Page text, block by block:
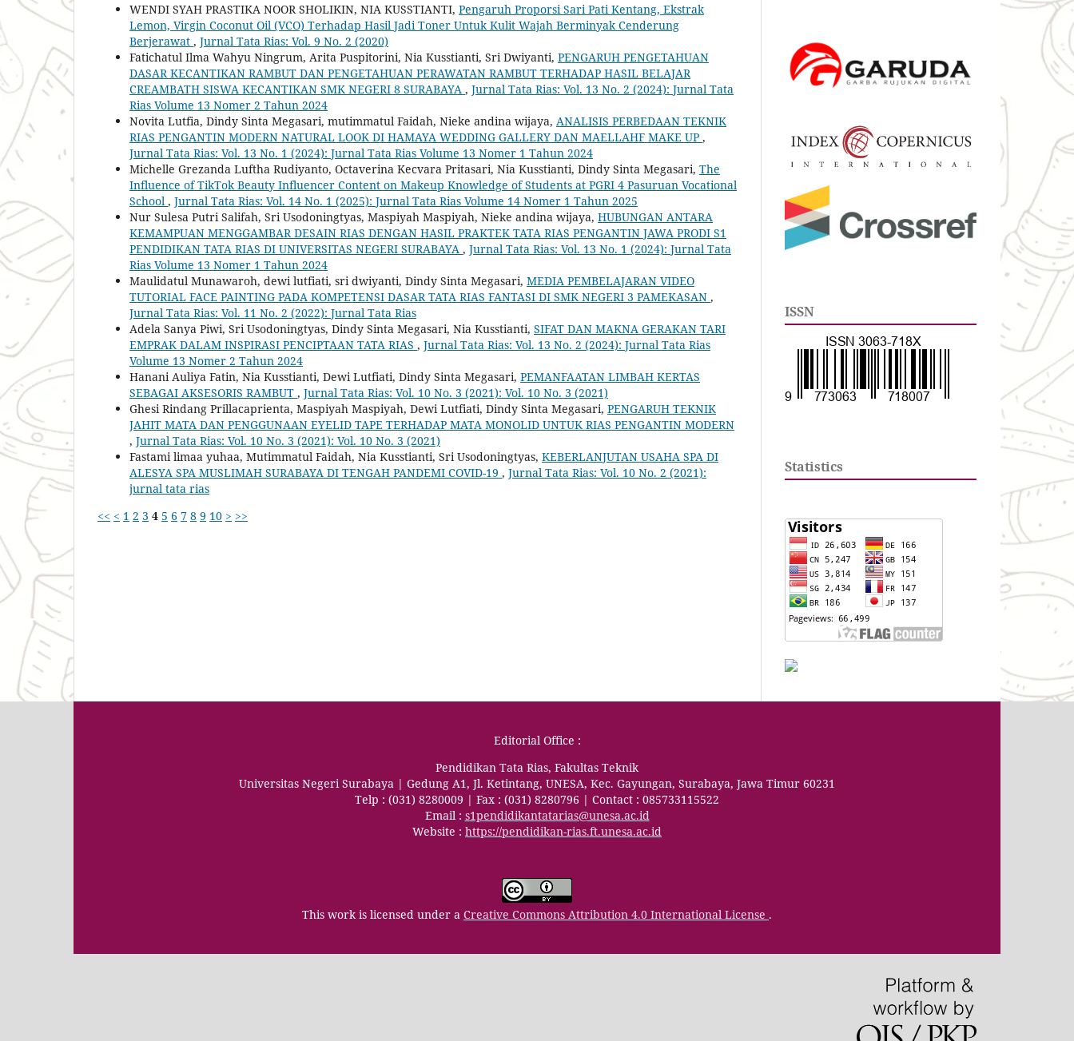
WENDI SYAH PRASTIKA NOOR SHOLIKIN, NIA KUSSTIANTI, Pengaruh Proporsi Sari Pati Kentang, Ekstrak
Lemon, Virgin Coconut Oil (VCO) Terhadap Hasil Jadi Toner Untuk Kulit Wajah Berminyak Cenderung
Berjerawat , Jurnal Tata Rias: Vol. 9 No. 2 (2020)
Fatichatul Ilma Wahyu Ningrum, Arita Puspitorini, Nia Kusstianti, Sri Dwiyanti, PENGARUH PENGETAHUAN
DASAR KECANTIKAN RAMBUT DAN PENGETAHUAN PERAWATAN RAMBUT TERHADAP HASIL BELAJAR
CREAMBATH SISWA KECANTIKAN SMK NEGERI 8 SURABAYA , Jurnal Tata Rias: Vol. 13 No. 2 (2024): Jurnal Tata
Rias Volume 13 Nomer 2 Tahun 2024
Novita Lutfia, Dindy Sinta Megasari, mutimmatul Faidah, Nieke andina wijaya, ANALISIS PERBEDAAN TEKNIK
RIAS PENGANTIN MODERN NATURAL LOOK DI HAMAYA WEDDING GALLERY DAN MAELLAHF MAKE UP ,
Jurnal Tata Rias: Vol. 13 No. 1 (2024): Jurnal Tata Rias Volume 13 Nomer 1 Tahun 2024
Michelle Grezanda Luftha Rudiyanto, Octaverina Kecvara Pritasari, Nia Kusstianti, Dindy Sinta Megasari, The
Influence of TikTok Beauty Influencer Content on Makeup Knowledge of Students at PGRI 4 Pasuruan Vocational
School , Jurnal Tata Rias: Vol. 14 No. 1 (2025): Jurnal Tata Rias Volume 14 Nomer 1 Tahun 2025
Nur Sulesa Putri Salifah, Sri Usodoningtyas, Maspiyah Maspiyah, Nieke andina wijaya, HUBUNGAN ANTARA
KEMAMPUAN MENGGAMBAR DESAIN RIAS DENGAN HASIL PRAKTEK TATA RIAS PENGANTIN JAWA PRODI S1
PENDIDIKAN TATA RIAS DI UNIVERSITAS NEGERI SURABAYA , Jurnal Tata Rias: Vol. 13 No. 1 (2024): Jurnal Tata
Rias Volume 13 Nomer 1 Tahun 2024
Maulidatul Munawaroh, dewi lutfiati, sri dwiyanti, Dindy Sinta Megasari, MEDIA PEMBELAJARAN VIDEO
TUTORIAL FACE PAINTING PADA KOMPETENSI DASAR TATA RIAS FANTASI DI SMK NEGERI 3 PAMEKASAN ,
Jurnal Tata Rias: Vol. 11 No. 2 (2022): Jurnal Tata Rias
Adela Sanya Piwi, Sri Usodoningtyas, Dindy Sinta Megasari, Nia Kusstianti, SIFAT DAN MAKNA GERAKAN TARI
EMPRAK DALAM INSPIRASI PENCIPTAAN TATA RIAS , Jurnal Tata Rias: Vol. 13 No. 2 (2024): Jurnal Tata Rias
Volume 13 Nomer 2 Tahun 2024
Hanani Auliya Fatin, Nia Kusstianti, Dewi Lutfiati, Dindy Sinta Megasari, PEMANFAATAN LIMBAH KERTAS
SEBAGAI AKSESORIS RAMBUT , Jurnal Tata Rias: Vol. 10 No. 3 (2021): Vol. 10 No. 3 (2021)
Ghesi Rindang Prillacaprienta, Maspiyah Maspiyah, Dewi Lutfiati, Dindy Sinta Megasari, PENGARUH TEKNIK
JAHIT MATA DAN PENGGUNAAN EYELID TAPE TERHADAP MATA MONOLID UNTUK RIAS PENGANTIN MODERN
, Jurnal Tata Rias: Vol. 10 No. 3 (2021): Vol. 10 No. 3 (2021)
Fastami limaa yuhaa, Mutimmatul Faidah, Nia Kusstianti, Sri Usodoningtyas, KEBERLANJUTAN USAHA SPA DI
ALESYA SPA MUSLIMAH SURABAYA DI TENGAH PANDEMI COVID-19 , Jurnal Tata Rias: Vol. 10 No. 2 (2021):
jurnal tata rias
<< < 1 2 3 4 5 6 7 8 9 10 > >>
ISSN
Statistics
Editorial Office :
Pendidikan Tata Rias, Fakultas Teknik
Universitas Negeri Surabaya | Gedung A1, Jl. Ketintang, UNESA, Kec. Gayungan, Surabaya, Jawa Timur 60231
Telp : (031) 8280009 | Fax : (031) 8280796 | Contact : 085733115522
Email : s1pendidikantatarias@unesa.ac.id
Website : https://pendidikan-rias.ft.unesa.ac.id
This work is licensed under a Creative Commons Attribution 4.0 International License .